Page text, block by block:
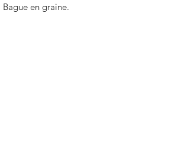
Bague en graine.